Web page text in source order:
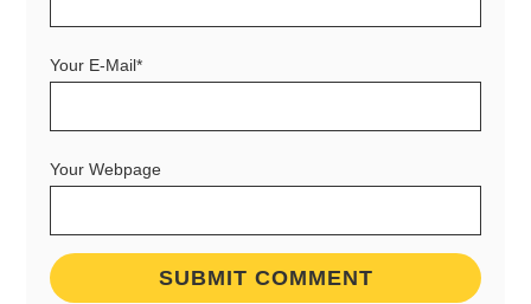
Your E-Mail*
Your Webpage